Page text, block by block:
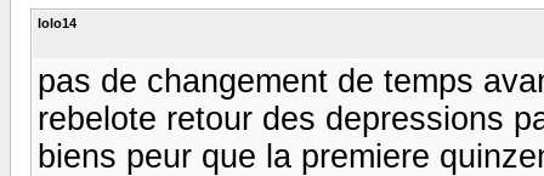
lolo14
pas de changement de temps
rebelote retour des depressions
biens peur que la premiere